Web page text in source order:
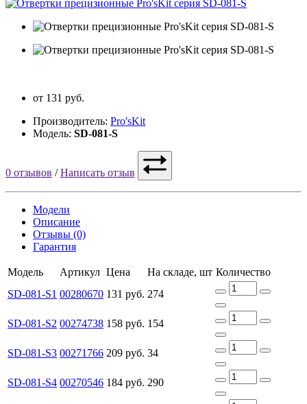
от 131 руб.
Производитель: Pro'sKit
Модель: SD-081-S
0 отзывов /Написать отзыв
Модели
Описание
Отзывы (0)
Гарантия
Модель Артикул Цена На складе, шт Количество
SD-081-S1 00280670 131 руб. 274
SD-081-S2 00274738 158 руб. 154
SD-081-S3 00271766 209 руб. 34
SD-081-S4 00270546 184 руб. 290